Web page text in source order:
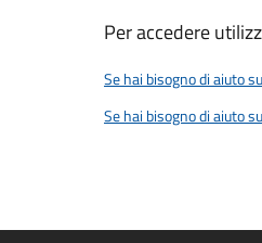
Per accedere
Se hai bisogno di aiuto
Se hai bisogno di aiuto